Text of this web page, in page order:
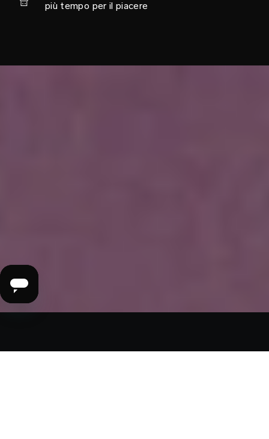
più tempo per il piacere